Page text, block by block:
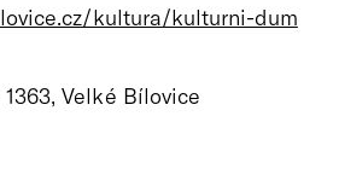
kultura/kulturni-dum
Velké Bílovice